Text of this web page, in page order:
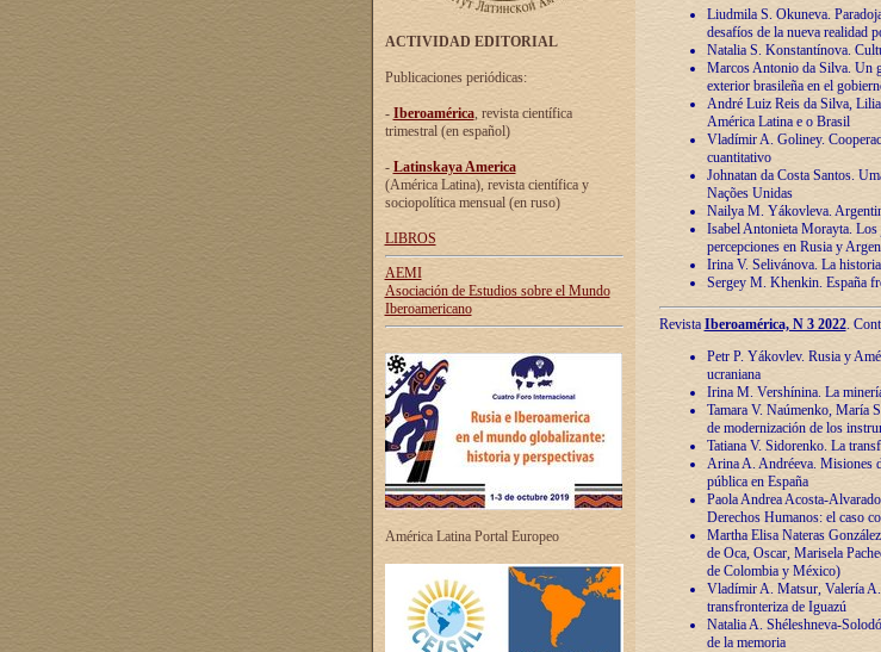
ACTIVIDAD EDITORIAL
Publicaciones periódicas:
- Iberoamérica, revista científica
trimestral (en español)
- Latinskaya America
(América Latina), revista científica y
sociopolítica mensual (en ruso)
LIBROS
AEMI
Asociación de Estudios sobre el Mundo
Iberoamericano
América Latina Portal Europeo
Liudmila S. Okuneva.
desafíos de la nueva realidad
Natalia S. Konstantínova.
Marcos Antonio da Silva. Un
exterior brasileña en el
André Luiz Reis da Silva,
América Latina e o Brasil
Vladímir A. Goliney.
cuantitativo
Johnatan da Costa Santos.
Nações Unidas
Nailya M. Yákovleva.
Isabel Antonieta Morayta.
percepciones en Rusia y
Irina V. Selivánova. La
Sergey M. Khenkin. España
Revista Iberoamérica, N 3 2022.
Petr P. Yákovlev. Rusia y
ucraniana
Irina M. Vershínina. La
Tamara V. Naúmenko, María
de modernización de los
Tatiana V. Sidorenko. La
Arina A. Andréeva. Misiones
pública en España
Paola Andrea Acosta-
Derechos Humanos: el caso
Martha Elisa Nateras
de Oca, Oscar, Marisela
de Colombia y México)
Vladímir A. Matsur, Valería A.
transfronteriza de Iguazú
Natalia A. Shéleshneva-
de la memoria